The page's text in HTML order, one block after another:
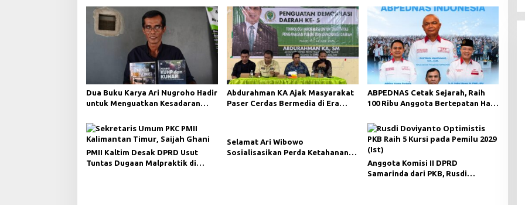
a
p
o
s
Dua Buku Karya Ari Nugroho Hadir
untuk Menguatkan Kesadaran
Indonesia Emas Berlandaskan
Keadilan dan transparansi
keterbukaan informasi publik
Abdurahman KA Ajak Masyarakat
Paser Cerdas Bermedia di Era
ABPEDNAS Cetak Sejarah, Raih
100 Ribu Anggota Bertepatan Hari
PMII Kaltim Desak DPRD Usut
Tuntas Dugaan Malpraktik di
Selamat Ari Wibowo
Sosialisasikan Perda Ketahanan
Anggota Komisi II DPRD
Samarinda dari PKB, Rusdi